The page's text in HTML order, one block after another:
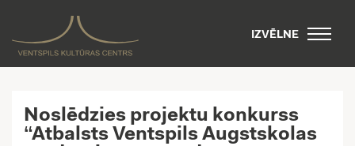
IZVĒLNE
Noslēdzies projektu konkurss
“Atbalsts Ventspils Augstskolas